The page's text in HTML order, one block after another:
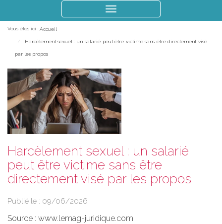
le
Vous êtes ici : Accueil
Harcèlement sexuel : un salarié peut être victime sans être directement visé
par les propos
Harcèlement sexuel : un salarié
peut être victime sans être
directement visé par les propos
Publié le : 09/06/2026
Source : www.lemag-juridique.com